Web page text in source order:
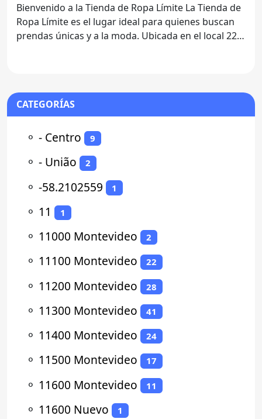
Bienvenido a la Tienda de Ropa Límite La Tienda de
Ropa Límite es el lugar ideal para quienes buscan
prendas únicas y a la moda. Ubicada en el local 226
CATEGORÍAS
⚬ - Centro 9
⚬ - União 2
⚬ -58.2102559 1
⚬ 11 1
⚬ 11000 Montevideo 2
⚬ 11100 Montevideo 22
⚬ 11200 Montevideo 28
⚬ 11300 Montevideo 41
⚬ 11400 Montevideo 24
⚬ 11500 Montevideo 17
⚬ 11600 Montevideo 11
⚬ 11600 Nuevo 1